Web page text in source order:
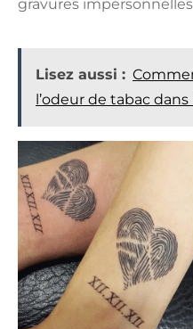
gravures
Lisez aussi :
l’odeur de tabac